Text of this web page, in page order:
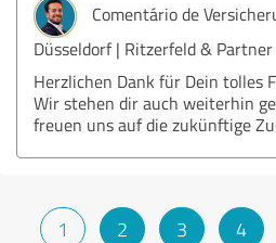
Comentário de
Düsseldorf | Ritzerfeld & Partner
Herzlichen Dank für Dein tolles
Wir stehen dir auch weiterhin
freuen uns auf die zukünftige
1 2 3 4